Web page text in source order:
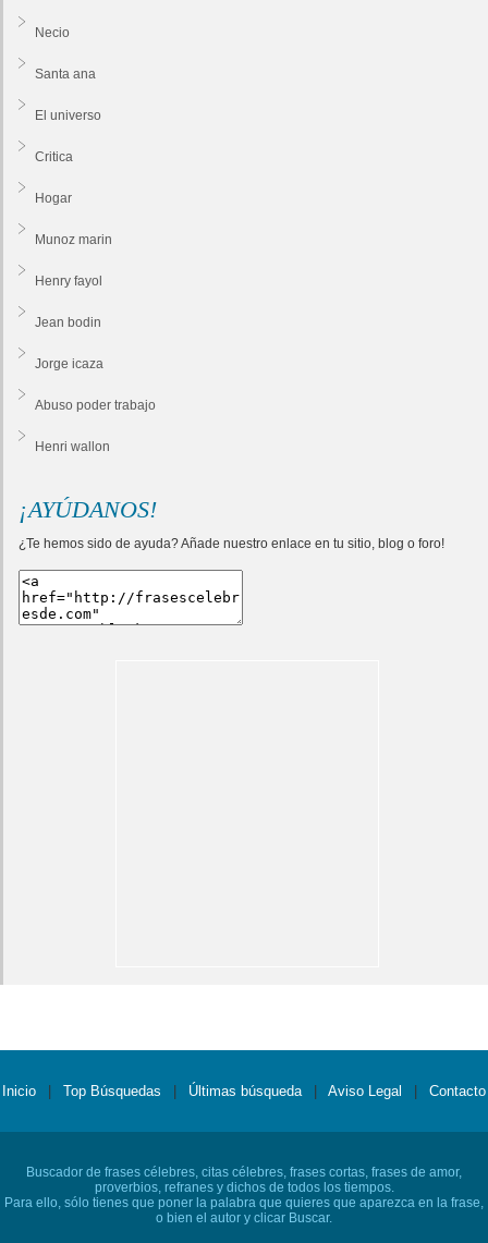
Necio
Santa ana
El universo
Critica
Hogar
Munoz marin
Henry fayol
Jean bodin
Jorge icaza
Abuso poder trabajo
Henri wallon
¡AYÚDANOS!
¿Te hemos sido de ayuda? Añade nuestro enlace en tu sitio, blog o foro!
Inicio Top Búsquedas Últimas búsqueda Aviso Legal Contacto
Buscador de frases célebres, citas célebres, frases cortas, frases de amor,
proverbios, refranes y dichos de todos los tiempos.
Para ello, sólo tienes que poner la palabra que quieres que aparezca en la frase,
o bien el autor y clicar Buscar.